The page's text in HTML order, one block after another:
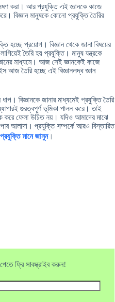
করা। আর প্রযুক্তি এই জ্ঞানকে কাজে
বিজ্ঞান মানুষকে কোনো প্রযুক্তি তৈরির
হচ্ছে প্রয়োগ। বিজ্ঞান থেকে জানা বিষয়ের
তৈরি হয় প্রযুক্তি। মানুষ যন্ত্রকে
মাধ্যমে। আজ সেই জ্ঞানকেই কাজে
আজ তৈরি হচ্ছে এই বিজ্ঞানলদ্ধ জ্ঞান
বিজ্ঞানকে জানার মাধ্যমেই প্রযুক্তি তৈরি
গুরত্বপূর্ণ ভূমিকা পালন করে। তাই
করে ফেলা উচিত নয়। যদিও আমাদের মাঝে
আলাদা। প্রযুক্তি সম্পর্কে আরও বিস্তারিত
মানে জানুন।
ফ্রি সাবস্ক্রাইব করুন!